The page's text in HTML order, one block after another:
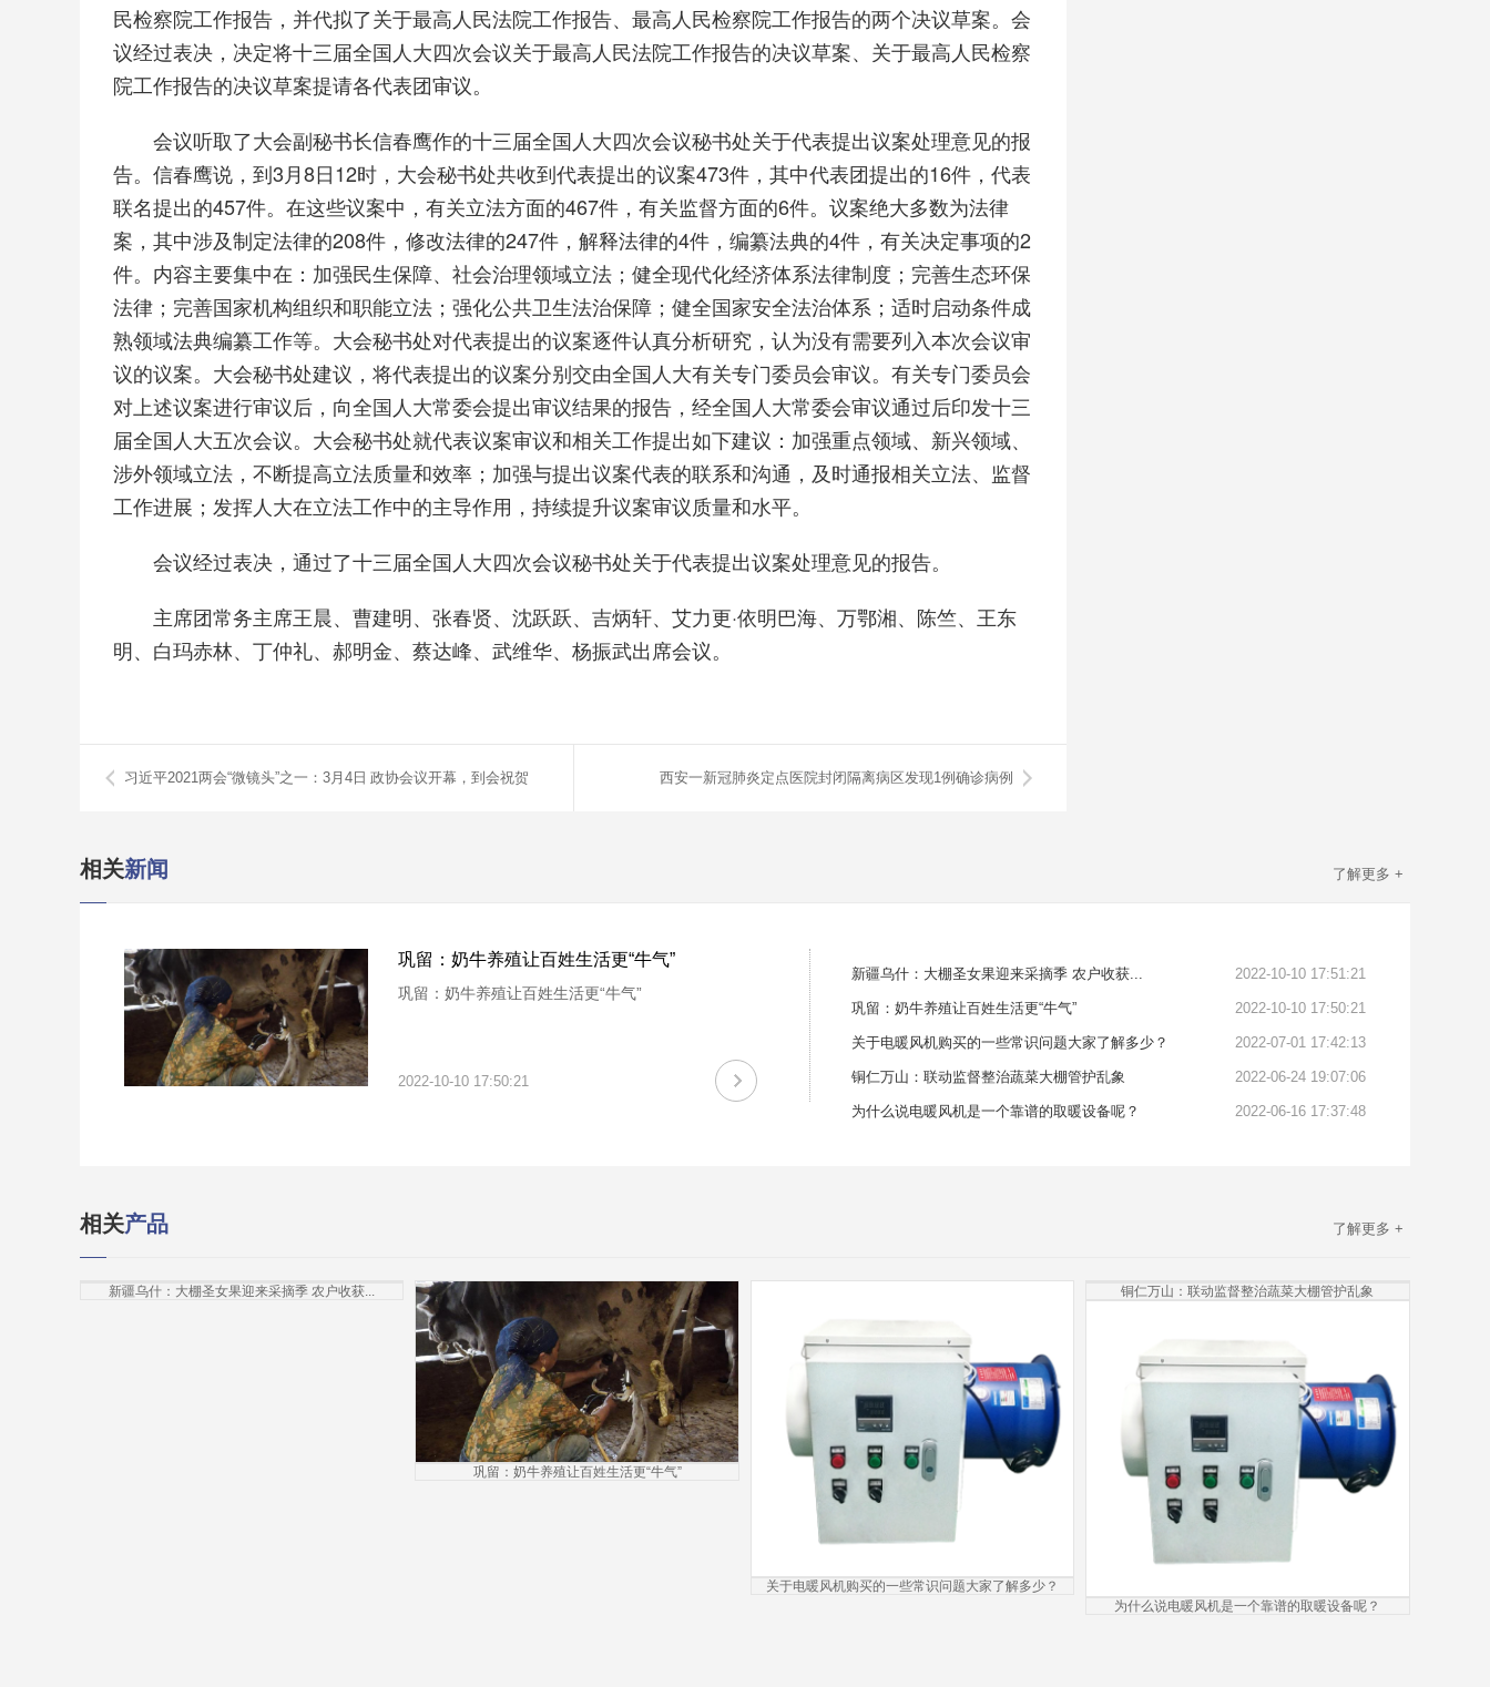
民检察院工作报告，并代拟了关于最高人民法院工作报告、最高人民检察院工作报告的两个决议草案。会
议经过表决，决定将十三届全国人大四次会议关于最高人民法院工作报告的决议草案、关于最高人民检察
院工作报告的决议草案提请各代表团审议。
会议听取了大会副秘书长信春鹰作的十三届全国人大四次会议秘书处关于代表提出议案处理意见的报
告。信春鹰说，到3月8日12时，大会秘书处共收到代表提出的议案473件，其中代表团提出的16件，代表
联名提出的457件。在这些议案中，有关立法方面的467件，有关监督方面的6件。议案绝大多数为法律
案，其中涉及制定法律的208件，修改法律的247件，解释法律的4件，编纂法典的4件，有关决定事项的2
件。内容主要集中在：加强民生保障、社会治理领域立法；健全现代化经济体系法律制度；完善生态环保
法律；完善国家机构组织和职能立法；强化公共卫生法治保障；健全国家安全法治体系；适时启动条件成
熟领域法典编纂工作等。大会秘书处对代表提出的议案逐件认真分析研究，认为没有需要列入本次会议审
议的议案。大会秘书处建议，将代表提出的议案分别交由全国人大有关专门委员会审议。有关专门委员会
对上述议案进行审议后，向全国人大常委会提出审议结果的报告，经全国人大常委会审议通过后印发十三
届全国人大五次会议。大会秘书处就代表议案审议和相关工作提出如下建议：加强重点领域、新兴领域、
涉外领域立法，不断提高立法质量和效率；加强与提出议案代表的联系和沟通，及时通报相关立法、监督
工作进展；发挥人大在立法工作中的主导作用，持续提升议案审议质量和水平。
会议经过表决，通过了十三届全国人大四次会议秘书处关于代表提出议案处理意见的报告。
主席团常务主席王晨、曹建明、张春贤、沈跃跃、吉炳轩、艾力更·依明巴海、万鄂湘、陈竺、王东
明、白玛赤林、丁仲礼、郝明金、蔡达峰、武维华、杨振武出席会议。
习近平2021两会“微镜头”之一：3月4日 政协会议开幕，到会祝贺 西安一新冠肺炎定点医院封闭隔离病区发现1例确诊病例
相关新闻 了解更多 +
巩留：奶牛养殖让百姓生活更“牛气”
巩留：奶牛养殖让百姓生活更“牛气”
2022-10-10 17:50:21
新疆乌什：大棚圣女果迎来采摘季 农户收获... 2022-10-10 17:51:21
巩留：奶牛养殖让百姓生活更“牛气” 2022-10-10 17:50:21
关于电暖风机购买的一些常识问题大家了解多少？ 2022-07-01 17:42:13
铜仁万山：联动监督整治蔬菜大棚管护乱象 2022-06-24 19:07:06
为什么说电暖风机是一个靠谱的取暖设备呢？ 2022-06-16 17:37:48
相关产品 了解更多 +
新疆乌什：大棚圣女果迎来采摘季 农户收获...
巩留：奶牛养殖让百姓生活更“牛气”
关于电暖风机购买的一些常识问题大家了解多少？
铜仁万山：联动监督整治蔬菜大棚管护乱象
为什么说电暖风机是一个靠谱的取暖设备呢？